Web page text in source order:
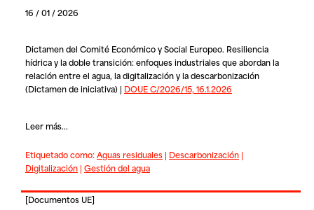
16 / 01 / 2026
Dictamen del Comité Económico y Social Europeo. Resiliencia
hídrica y la doble transición: enfoques industriales que abordan la
relación entre el agua, la digitalización y la descarbonización
(Dictamen de iniciativa) | DOUE C/2026/15, 16.1.2026
Leer más...
Etiquetado como:Aguas residuales| Descarbonización|
Digitalización| Gestión del agua
[Documentos UE]